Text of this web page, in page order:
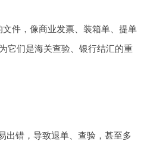
件，像商业发票、装箱单、提单
它们是海关查验、银行结汇的重
出错，导致退单、查验，甚至多